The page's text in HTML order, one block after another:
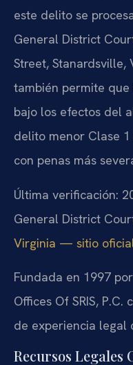
este delito se
General District
Street, Stanardsville,
también permite
bajo los efectos del
delito menor Clase
con penas más
Última verificación:
General District
Virginia — sitio
Fundada en 1997
Offices Of SRIS,
de experiencia legal
Recursos Legales